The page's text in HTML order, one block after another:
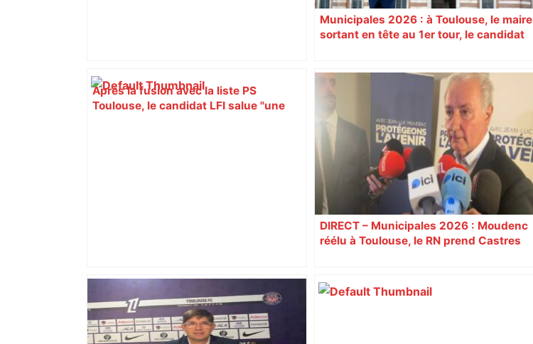
Après la fusion avec la liste PS
Toulouse, le candidat LFI salue "une
Municipales 2026 : à Toulouse, le maire
sortant en tête au 1er tour, le candidat
Que s'est-il passé dans ce quartier de
Toulouse ? Un homme victime de coups
de couteau dans la nuit – Actu.fr
DIRECT – Municipales 2026 : Moudenc
réélu à Toulouse, le RN prend Castres